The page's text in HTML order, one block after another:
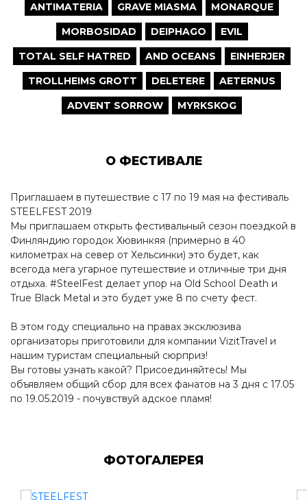
ANTIMATERIA
GRAVE MIASMA
MONARQUE
MORBOSIDAD
DEIPHAGO
EVIL
TOTAL SELF HATRED
AND OCEANS
EINHERJER
TROLLHEIMS GROTT
DELETERE
AETERNUS
ADVENT SORROW
MYRKSKOG
ФОТОГАЛЕРЕЯ
О ФЕСТИВАЛЕ
Приглашаем в путешествие с 17 по 19 мая на фестиваль
STEELFEST 2019
Мы приглашаем открыть фестивальный сезон поездкой в
Финляндию городок Хювинкяя (примерно в 40
километрах на север от Хельсинки) это будет, как
всегода мега угарное путешествие и отличные три дня
отдыха. #SteelFest делает упор на Old School Death и
True Black Metal и это будет уже 8 по счету фест.
В этом году специально на правах эксклюзива
организаторы приготовили для компании VizitTravel и
нашим туристам специальный сюрприз!
Вы готовы узнать какой? Присоединяйтесь! Мы
объявляем общий сбор для всех фанатов на 3 дня с 17.05
по 19.05.2019 - почувствуй адское пламя!